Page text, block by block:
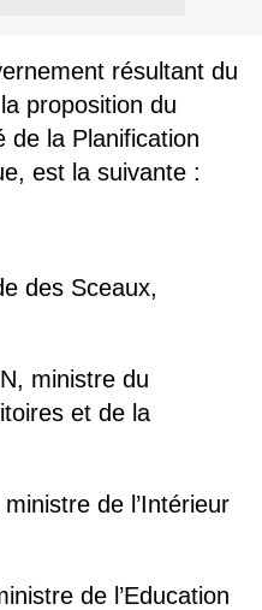
résultant du
proposition du
de la Planification
est la suivante :
des Sceaux,
ministre du
et de la
de l’Intérieur
de l’Education